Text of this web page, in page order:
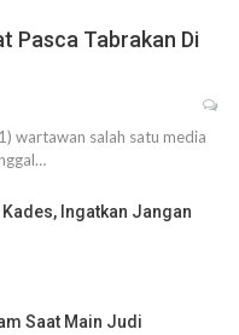
Pasca Tabrakan Di
wartawan salah satu media
Ingatkan Jangan
Saat Main Judi